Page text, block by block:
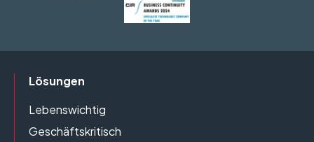
Lösungen
Lebenswichtig
Geschäftskritisch